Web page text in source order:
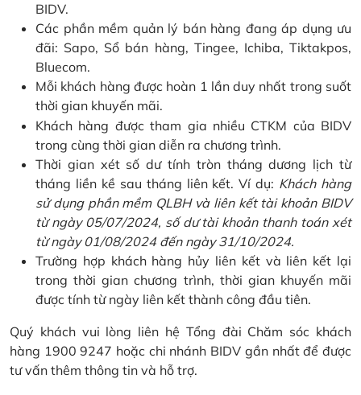
BIDV.
Các phần mềm quản lý bán hàng đang áp dụng ưu
đãi: Sapo, Sổ bán hàng, Tingee, Ichiba, Tiktakpos,
Bluecom.
Mỗi khách hàng được hoàn 1 lần duy nhất trong suốt
thời gian khuyến mãi.
Khách hàng được tham gia nhiều CTKM của BIDV
trong cùng thời gian diễn ra chương trình.
Thời gian xét số dư tính tròn tháng dương lịch từ
tháng liền kề sau tháng liên kết. Ví dụ: Khách hàng
sử dụng phần mềm QLBH và liên kết tài khoản BIDV
từ ngày 05/07/2024, số dư tài khoản thanh toán xét
từ ngày 01/08/2024 đến ngày 31/10/2024.
Trường hợp khách hàng hủy liên kết và liên kết lại
trong thời gian chương trình, thời gian khuyến mãi
được tính từ ngày liên kết thành công đầu tiên.
Quý khách vui lòng liên hệ Tổng đài Chăm sóc khách
hàng 1900 9247 hoặc chi nhánh BIDV gần nhất để được
tư vấn thêm thông tin và hỗ trợ.